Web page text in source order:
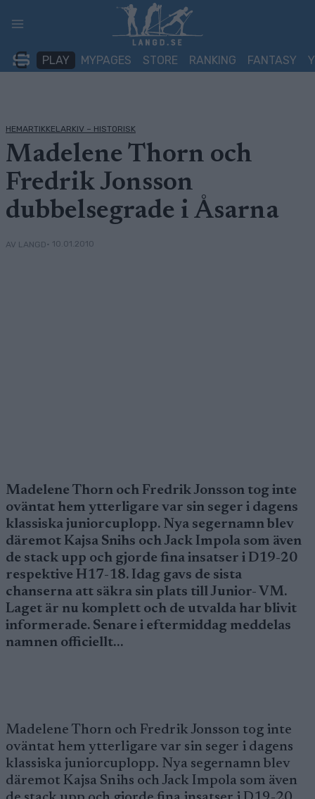
PLAY MYPAGES STORE RANKING FANTASY
HEMARTIKKELARKIV – HISTORISK
Madelene Thorn och
Fredrik Jonsson
dubbelsegrade i Åsarna
AV LANGD• 10.01.2010
Madelene Thorn och Fredrik Jonsson tog inte
oväntat hem ytterligare var sin seger i dagens
klassiska juniorcuplopp. Nya segernamn blev
däremot Kajsa Snihs och Jack Impola som även
de stack upp och gjorde fina insatser i D19-20
respektive H17-18. Idag gavs de sista
chanserna att säkra sin plats till Junior- VM.
Laget är nu komplett och de utvalda har blivit
informerade. Senare i eftermiddag meddelas
namnen officiellt…
Madelene Thorn och Fredrik Jonsson tog inte
oväntat hem ytterligare var sin seger i dagens
klassiska juniorcuplopp. Nya segernamn blev
däremot Kajsa Snihs och Jack Impola som även